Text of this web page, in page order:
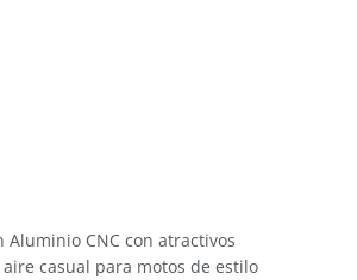
CNC con atractivos
casual para motos de estilo